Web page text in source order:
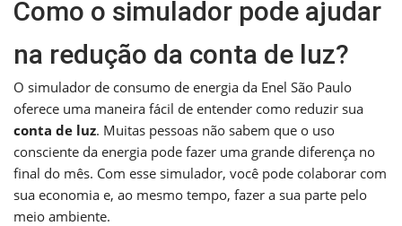
Como o simulador pode ajudar
na redução da conta de luz?
O simulador de consumo de energia da Enel São Paulo
oferece uma maneira fácil de entender como reduzir sua
conta de luz. Muitas pessoas não sabem que o uso
consciente da energia pode fazer uma grande diferença no
final do mês. Com esse simulador, você pode colaborar com
sua economia e, ao mesmo tempo, fazer a sua parte pelo
meio ambiente.